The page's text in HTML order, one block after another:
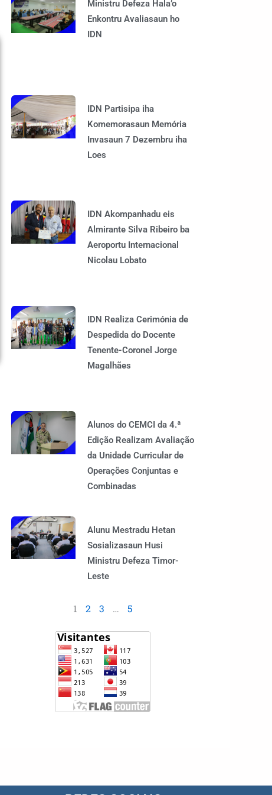
Ministru Defeza Hala’o
Enkontru Avaliasaun ho
IDN
IDN Partisipa iha
Komemorasaun Memória
Invasaun 7 Dezembru iha
Loes
IDN Akompanhadu eis
Almirante Silva Ribeiro ba
Aeroportu Internacional
Nicolau Lobato
IDN Realiza Cerimónia de
Despedida do Docente
Tenente-Coronel Jorge
Magalhães
Alunos do CEMCI da 4.ª
Edição Realizam Avaliação
da Unidade Curricular de
Operações Conjuntas e
Combinadas
Alunu Mestradu Hetan
Sosializasaun Husi
Ministru Defeza Timor-
Leste
1 2 3 … 5